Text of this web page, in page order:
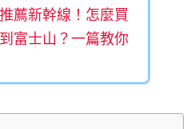
薦新幹線！怎麼買
富士山？一篇教你